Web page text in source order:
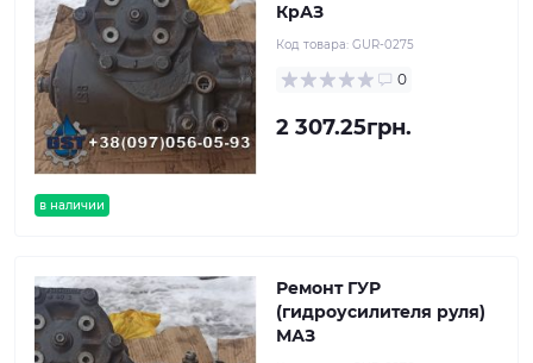
в наличии
КрАЗ
Код товара: GUR-0275
0
2 307.25грн.
Ремонт ГУР
(гидроусилителя руля)
МАЗ